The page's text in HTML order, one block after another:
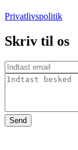
Privatlivspolitik
Skriv til os